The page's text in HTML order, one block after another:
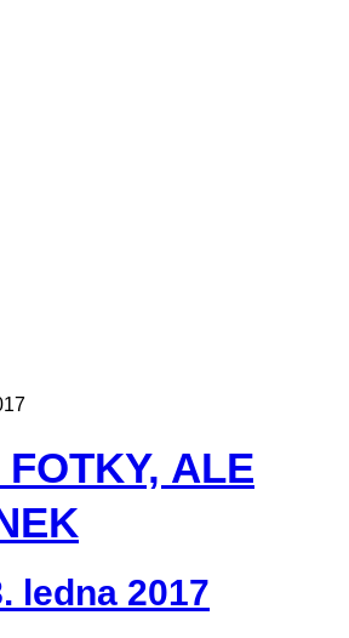
ALE
ledna 2017